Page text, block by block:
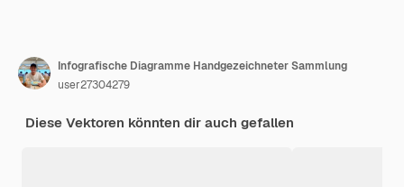
Infografische Diagramme Handgezeichneter Sammlung
user27304279
Diese Vektoren könnten dir auch gefallen